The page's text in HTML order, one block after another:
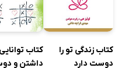
کتاب زندگی تو را
دوست دارد
کتاب
داشتن و